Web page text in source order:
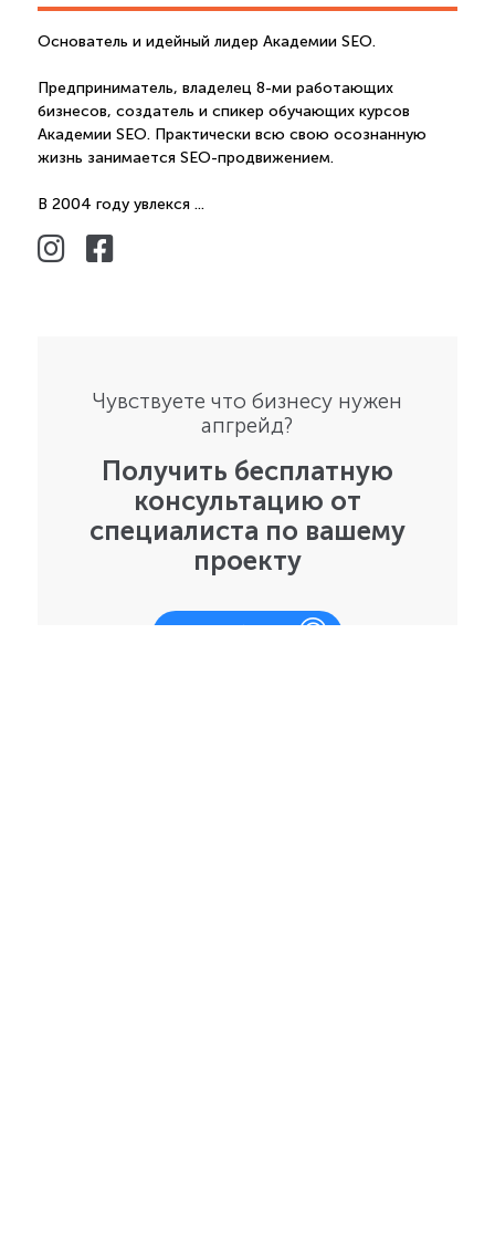
Основатель и идейный лидер Академии SEO.
Предприниматель, владелец 8-ми работающих
бизнесов, создатель и спикер обучающих курсов
Академии SEO. Практически всю свою осознанную
жизнь занимается SEO-продвижением.
В 2004 году увлекся ...
Чувствуете что бизнесу нужен
апгрейд?
Получить бесплатную
консультацию от
специалиста по вашему
проекту
Подробнее